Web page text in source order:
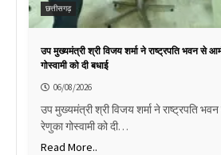
छत्तीसगढ़
उप मुख्यमंत्री श्री विजय शर्मा ने राष्ट्रपति भवन से
गोस्वामी को दी बधाई
06/08/2026
उप मुख्यमंत्री श्री विजय शर्मा ने राष्ट्रपति
रेणुका गोस्वामी को दी…
Read More..